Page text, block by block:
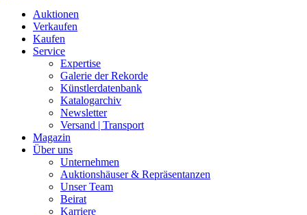
Auktionen
Verkaufen
Kaufen
Service
Expertise
Galerie der Rekorde
Künstlerdatenbank
Katalogarchiv
Newsletter
Versand | Transport
Magazin
Über uns
Unternehmen
Auktionshäuser & Repräsentanzen
Unser Team
Beirat
Karriere